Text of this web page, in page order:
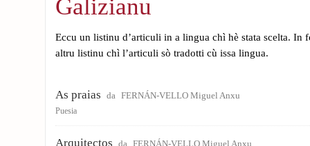
Galizianu
Eccu un listinu d’articuli in a lingua chì hè stata scelta. In
altru listinu chì l’articuli sò tradotti cù issa lingua.
As praias da FERNÁN-VELLO Miguel Anxu
Puesia
Arquitectos da FERNÁN-VELLO Miguel Anxu